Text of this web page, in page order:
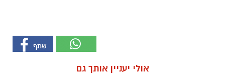
אולי יעניין אותך גם